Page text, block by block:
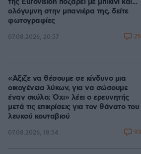
της Eurovision ποζάρει με μπικίνι και...
ολόγυμνη στην μπανιέρα της, δείτε
φωτογραφίες
07.08.2026, 20:57 25
«Άξιζε να θέσουμε σε κίνδυνο μια
οικογένεια λύκων, για να σώσουμε
έναν σκύλο; Όχι» λέει ο ερευνητής
μετά τις επικρίσεις για τον θάνατο του
λευκού κουταβιού
07.08.2026, 18:54 93